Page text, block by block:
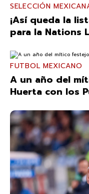
SELECCIÓN
¡Así queda la
para la Nations
FUTBOL MEXICANO
A un año del
Huerta con los